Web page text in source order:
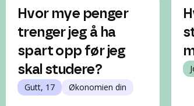
Hvor mye penger
trenger jeg å ha
spart opp før jeg
skal studere?
Gutt, 17 Økonomien din